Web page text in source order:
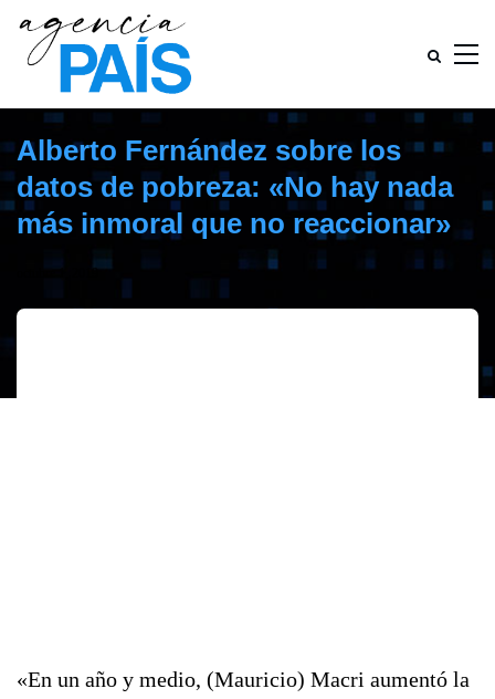
Alberto Fernández sobre los
datos de pobreza: «No hay nada
más inmoral que no reaccionar»
«En un año y medio, (Mauricio) Macri aumentó la